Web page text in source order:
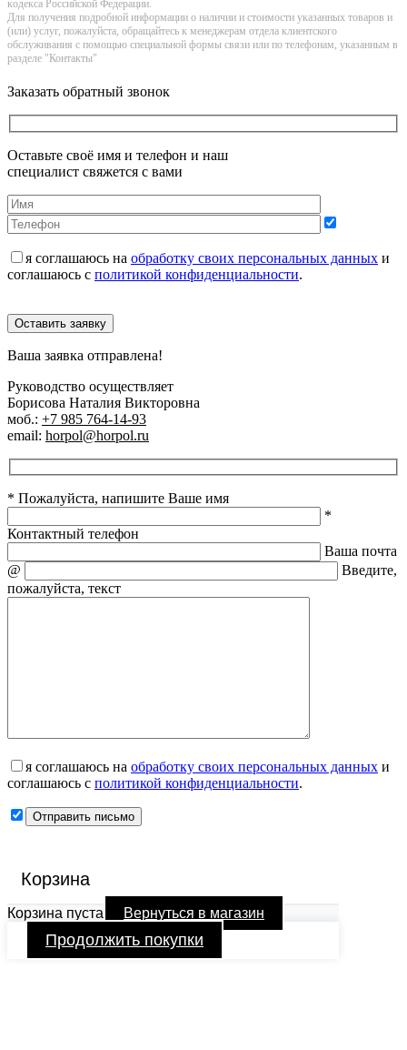
кoдекса Российской Федерации.
Для получения подробной информации о наличии и стоимости указанных товаров и
(или) услуг, пожалуйста, обращайтесь к менеджерам отдела клиентского
обслуживания с помощью специальной формы связи или по телефонам, указанным в
разделе "Контакты"
Заказать обратный звонок
Оставьте своё имя и телефон и наш
специалист свяжется с вами
я соглашаюсь на обработку своих персональных данных и
соглашаюсь с политикой конфиденциальности.
Оставить заявку
Ваша заявка отправлена!
Руководство осуществляет
Борисова Наталия Викторовна
моб.: +7 985 764-14-93
email: horpol@horpol.ru
* Пожалуйста, напишите Ваше имя
*
Контактный телефон
Ваша почта
@
Введите,
пожалуйста, текст
я соглашаюсь на обработку своих персональных данных и
соглашаюсь с политикой конфиденциальности.
Корзина
Корзина пуста Вернуться в магазин
Продолжить покупки